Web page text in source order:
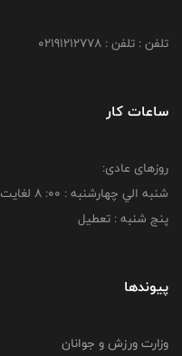
تلفن : تلفن : 02191212778
ساعات کار
روزهای عادی:
شنبه الي چهارشنبه : 00: 8 لغايت 16:00
پنج شنبه : تعطیل
پیوندها
وزارت ورزش و جوانان